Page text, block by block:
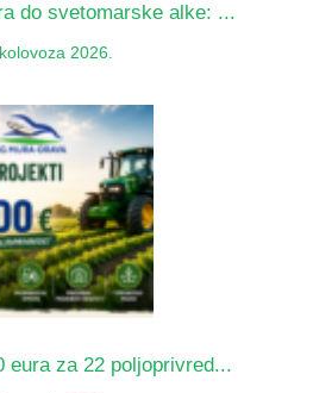
do svetomarske alke: ...
2026.
eura za 22 poljoprivred...